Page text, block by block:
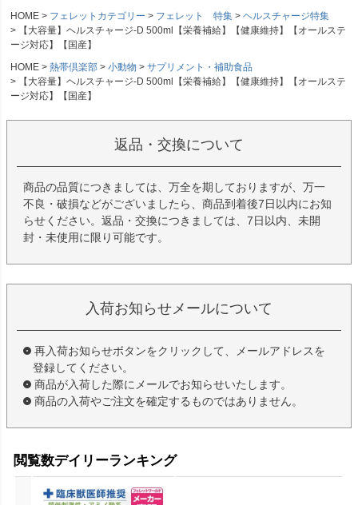
HOME
フェレットカテゴリー フェレット 特集
ヘルスチャージ特集
【大容量】ヘルスチャージ-D 500ml【栄養補給】【健康維持】【オールステ
ージ対応】【国産】
HOME
熱帯倶楽部 小動物
サプリメント・補助食品
【大容量】ヘルスチャージ-D 500ml【栄養補給】【健康維持】【オールステ
ージ対応】【国産】
返品・交換について
商品の品質につきましては、万全を期しておりますが、万一
不良・破損などがございましたら、商品到着後7日以内にお知
らせください。返品・交換につきましては、7日以内、未開
封・未使用に限り可能です。
入荷お知らせメールについて
再入荷お知らせボタンをクリックして、メールアドレスを
登録してください。
商品が入荷した際にメールでお知らせいたします。
商品の入荷やご注文を確定するものではありません。
閲覧数デイリーランキング